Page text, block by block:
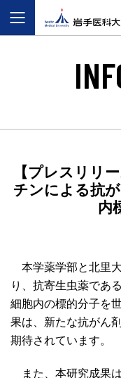
【プレスリリ
チンによる抗
内
本学薬学部と北里
り、抗寄生虫薬であ
細胞内の標的分子を
果は、新たな抗がん
期待されています。
また、本研究成果